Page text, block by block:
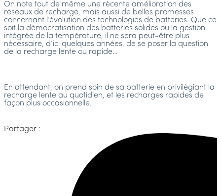
On note tout de même une récente amélioration des
réseaux de recharge, mais aussi de belles promesses
concernant l’évolution des technologies de batteries. Que ce
soit la démocratisation des batteries solides ou la gestion
intégrée de la température, il ne sera peut-être plus
nécessaire, d’ici quelques années, de se poser la question
de la recharge lente ou rapide…
En attendant, on prend soin de sa batterie en privilégiant la
recharge lente au quotidien, et les recharges rapides de
façon plus occasionnelle.
Partager :